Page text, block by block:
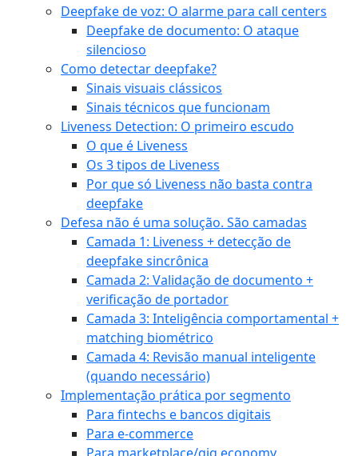
Deepfake de voz: O alarme para call centers
Deepfake de documento: O ataque
silencioso
Como detectar deepfake?
Sinais visuais clássicos
Sinais técnicos que funcionam
Liveness Detection: O primeiro escudo
O que é Liveness
Os 3 tipos de Liveness
Por que só Liveness não basta contra
deepfake
Defesa não é uma solução. São camadas
Camada 1: Liveness + detecção de
deepfake sincrônica
Camada 2: Validação de documento +
verificação de portador
Camada 3: Inteligência comportamental +
matching biométrico
Camada 4: Revisão manual inteligente
(quando necessário)
Implementação prática por segmento
Para fintechs e bancos digitais
Para e-commerce